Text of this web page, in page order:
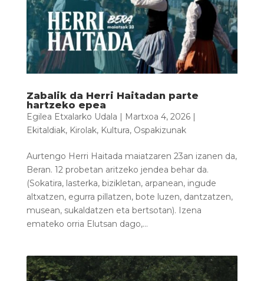
Zabalik da Herri Haitadan parte
hartzeko epea
Egilea Etxalarko Udala Martxoa 4, 2026|
Ekitaldiak, Kirolak, Kultura, Ospakizunak
Aurtengo Herri Haitada maiatzaren 23an izanen da,
Beran. 12 probetan aritzeko jendea behar da.
(Sokatira, lasterka, bizikletan, arpanean, ingude
altxatzen, egurra pillatzen, bote luzen, dantzatzen,
musean, sukaldatzen eta bertsotan). Izena
emateko orria Elutsan dago,...